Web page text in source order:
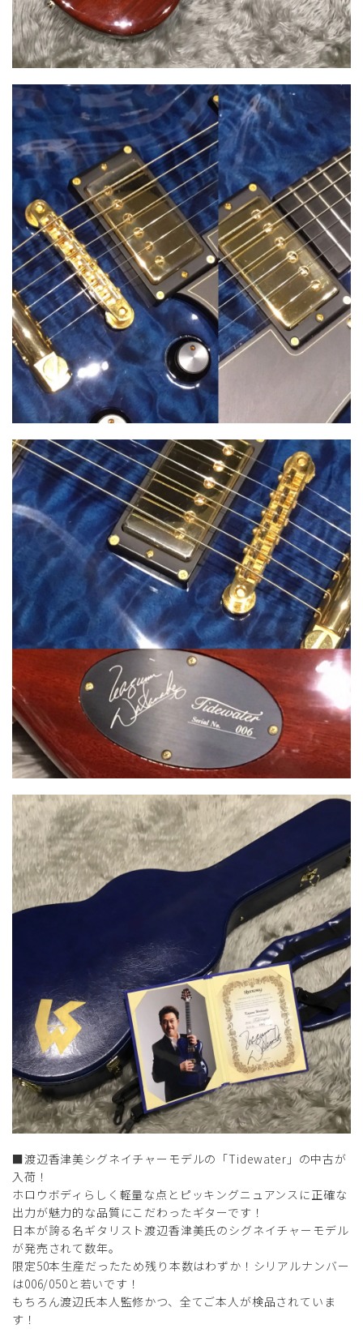
■渡辺香津美シグネイチャーモデルの「Tidewater」の中古が
入荷！
ホロウボディらしく軽量な点とピッキングニュアンスに正確な
出力が魅力的な品質にこだわったギターです！
日本が誇る名ギタリスト渡辺香津美氏のシグネイチャーモデル
が発売されて数年。
限定50本生産だったため残り本数はわずか！シリアルナンバー
は006/050と若いです！
もちろん渡辺氏本人監修かつ、全てご本人が検品されていま
す！